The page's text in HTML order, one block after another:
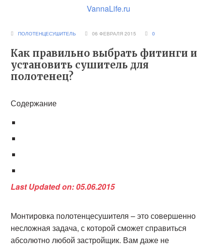
VannaLife.ru
ПОЛОТЕНЦЕСУШИТЕЛЬ 06 ФЕВРАЛЯ 2015 0
Как правильно выбрать фитинги и
установить сушитель для
полотенец?
Содержание
Last Updated on: 05.06.2015
Монтировка полотенцесушителя – это совершенно
несложная задача, с которой сможет справиться
абсолютно любой застройщик. Вам даже не